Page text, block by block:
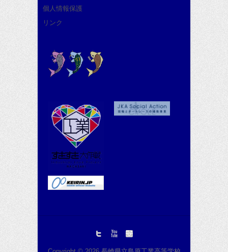
個人情報保護
リンク